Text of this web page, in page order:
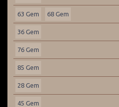
63 Gem 68 Gem
36 Gem
76 Gem
85 Gem
28 Gem
45 Gem